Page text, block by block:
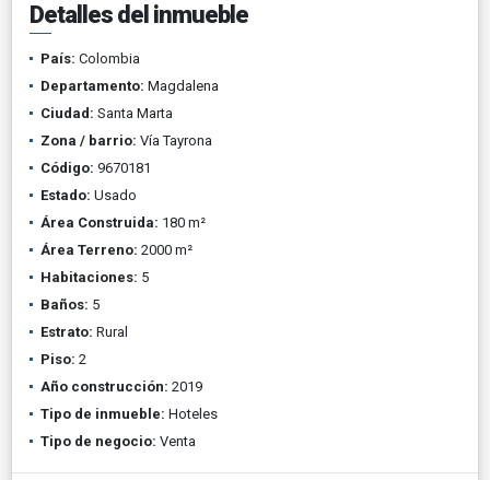
Detalles del inmueble
País: Colombia
Departamento: Magdalena
Ciudad: Santa Marta
Zona / barrio: Vía Tayrona
Código: 9670181
Estado: Usado
Área Construida: 180 m²
Área Terreno: 2000 m²
Habitaciones: 5
Baños: 5
Estrato: Rural
Piso: 2
Año construcción: 2019
Tipo de inmueble: Hoteles
Tipo de negocio: Venta